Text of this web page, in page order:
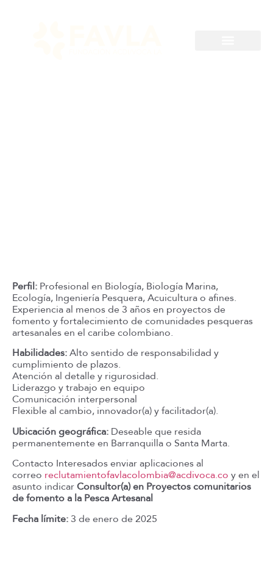
Perfil: Profesional en Biología, Biología Marina,
Ecología, Ingeniería Pesquera, Acuicultura o afines.
Experiencia al menos de 3 años en proyectos de
fomento y fortalecimiento de comunidades pesqueras
artesanales en el caribe colombiano.
Habilidades:Alto sentido de responsabilidad y
cumplimiento de plazos.
Atención al detalle y rigurosidad.
Liderazgo y trabajo en equipo
Comunicación interpersonal
Flexible al cambio, innovador(a) y facilitador(a).
Ubicación geográfica: Deseable que resida
permanentemente en Barranquilla o Santa Marta.
Contacto Interesados enviar aplicaciones al
correo reclutamientofavlacolombia@acdivoca.co y en el
asunto indicarConsultor(a) en Proyectos comunitarios
de fomento a la Pesca Artesanal
Fecha límite: 3 de enero de 2025